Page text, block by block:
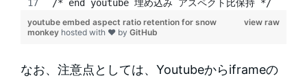
/* end youtube 埋め込み アスペクト比保持 */
view raw
youtube embed aspect ratio retention for snow
monkey hosted with ❤ by GitHub
なお、注意点としては、Youtubeからiframeの